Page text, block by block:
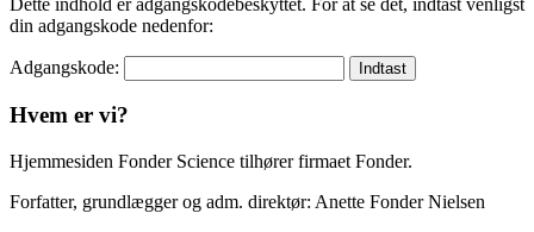
din adgangskode nedenfor:
Adgangskode:
Hvem er vi?
Hjemmesiden Fonder Science tilhører firmaet Fonder.
Forfatter, grundlægger og adm. direktør: Anette Fonder Nielsen